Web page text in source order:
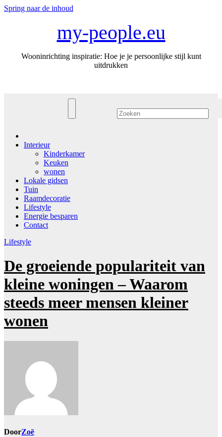
Spring naar de inhoud
my-people.eu
Wooninrichting inspiratie: Hoe je je persoonlijke stijl kunt
uitdrukken
Interieur
Kinderkamer
Keuken
wonen
Lokale gidsen
Tuin
Raamdecoratie
Lifestyle
Energie besparen
Contact
Lifestyle
De groeiende populariteit van
kleine woningen – Waarom
steeds meer mensen kleiner
wonen
DoorZoë